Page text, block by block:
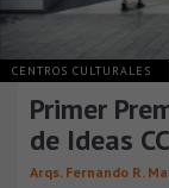
CENTROS CULTURALES
Primer
de Ideas
Arqs. Fernando R.